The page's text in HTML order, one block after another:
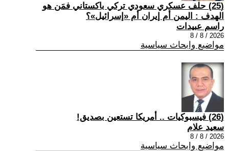
(25) حلف عسكري سعودي تركي باكستاني فمَن هو
الهدف : اليمن أم إيران أم «إسرائيل»؟
راسم عبيدات
2026 / 8 / 8
مواضيع وابحاث سياسية
(26) فيسبوكيات .. أمريكا تستعين بصديق!
سعيد علام
2026 / 8 / 8
مواضيع وابحاث سياسية